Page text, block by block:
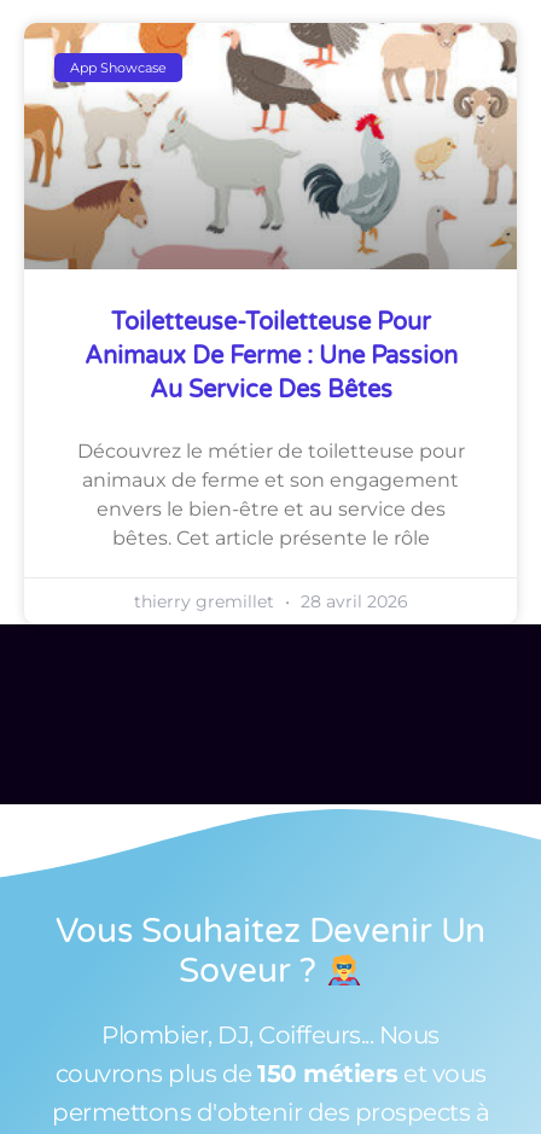
App Showcase
Toiletteuse-Toiletteuse Pour
Animaux De Ferme : Une Passion
Au Service Des Bêtes
Découvrez le métier de toiletteuse pour
animaux de ferme et son engagement
envers le bien-être et au service des
bêtes. Cet article présente le rôle
thierry gremillet 28 avril 2026
Vous Souhaitez Devenir Un
Soveur ?
Plombier, DJ, Coiffeurs... Nous
couvrons plus de 150 métiers et vous
permettons d'obtenir des prospects à